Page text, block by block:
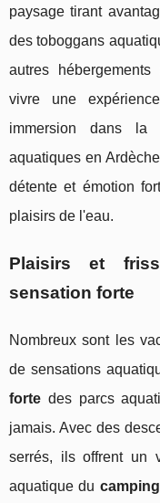
paysage tirant
des toboggans
autres
vivre une
immersion dans la
aquatiques en
détente et émotion
plaisirs de l'eau.
Plaisirs et
sensation forte
Nombreux sont les
de sensations
forte des parcs
jamais. Avec des
serrés, ils offrent un
aquatique du